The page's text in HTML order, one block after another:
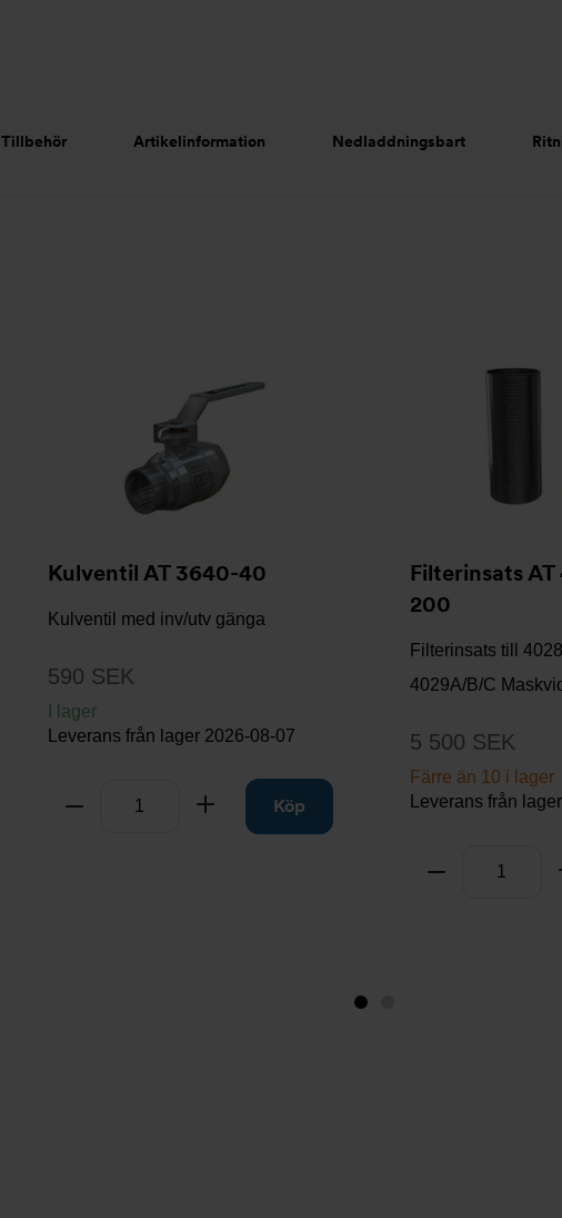
Tillbehör Artikelinformation Nedladdningsbart
Kulventil AT 3640-40
Kulventil med inv/utv gänga
590 SEK
I lager
Leverans från lager 2026-08-07
Ta bort Lägg tillKöp
Filterinsats
200
Filterinsats till
4029A/B/C
5 500 SEK
Färre än 10 i lager
Leverans från lager
Ta bort
Bild